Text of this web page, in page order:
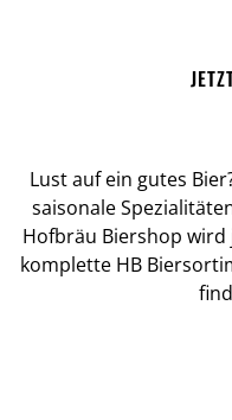
Lust auf ein gutes
saisonale
Hofbräu Biershop
komplette HB